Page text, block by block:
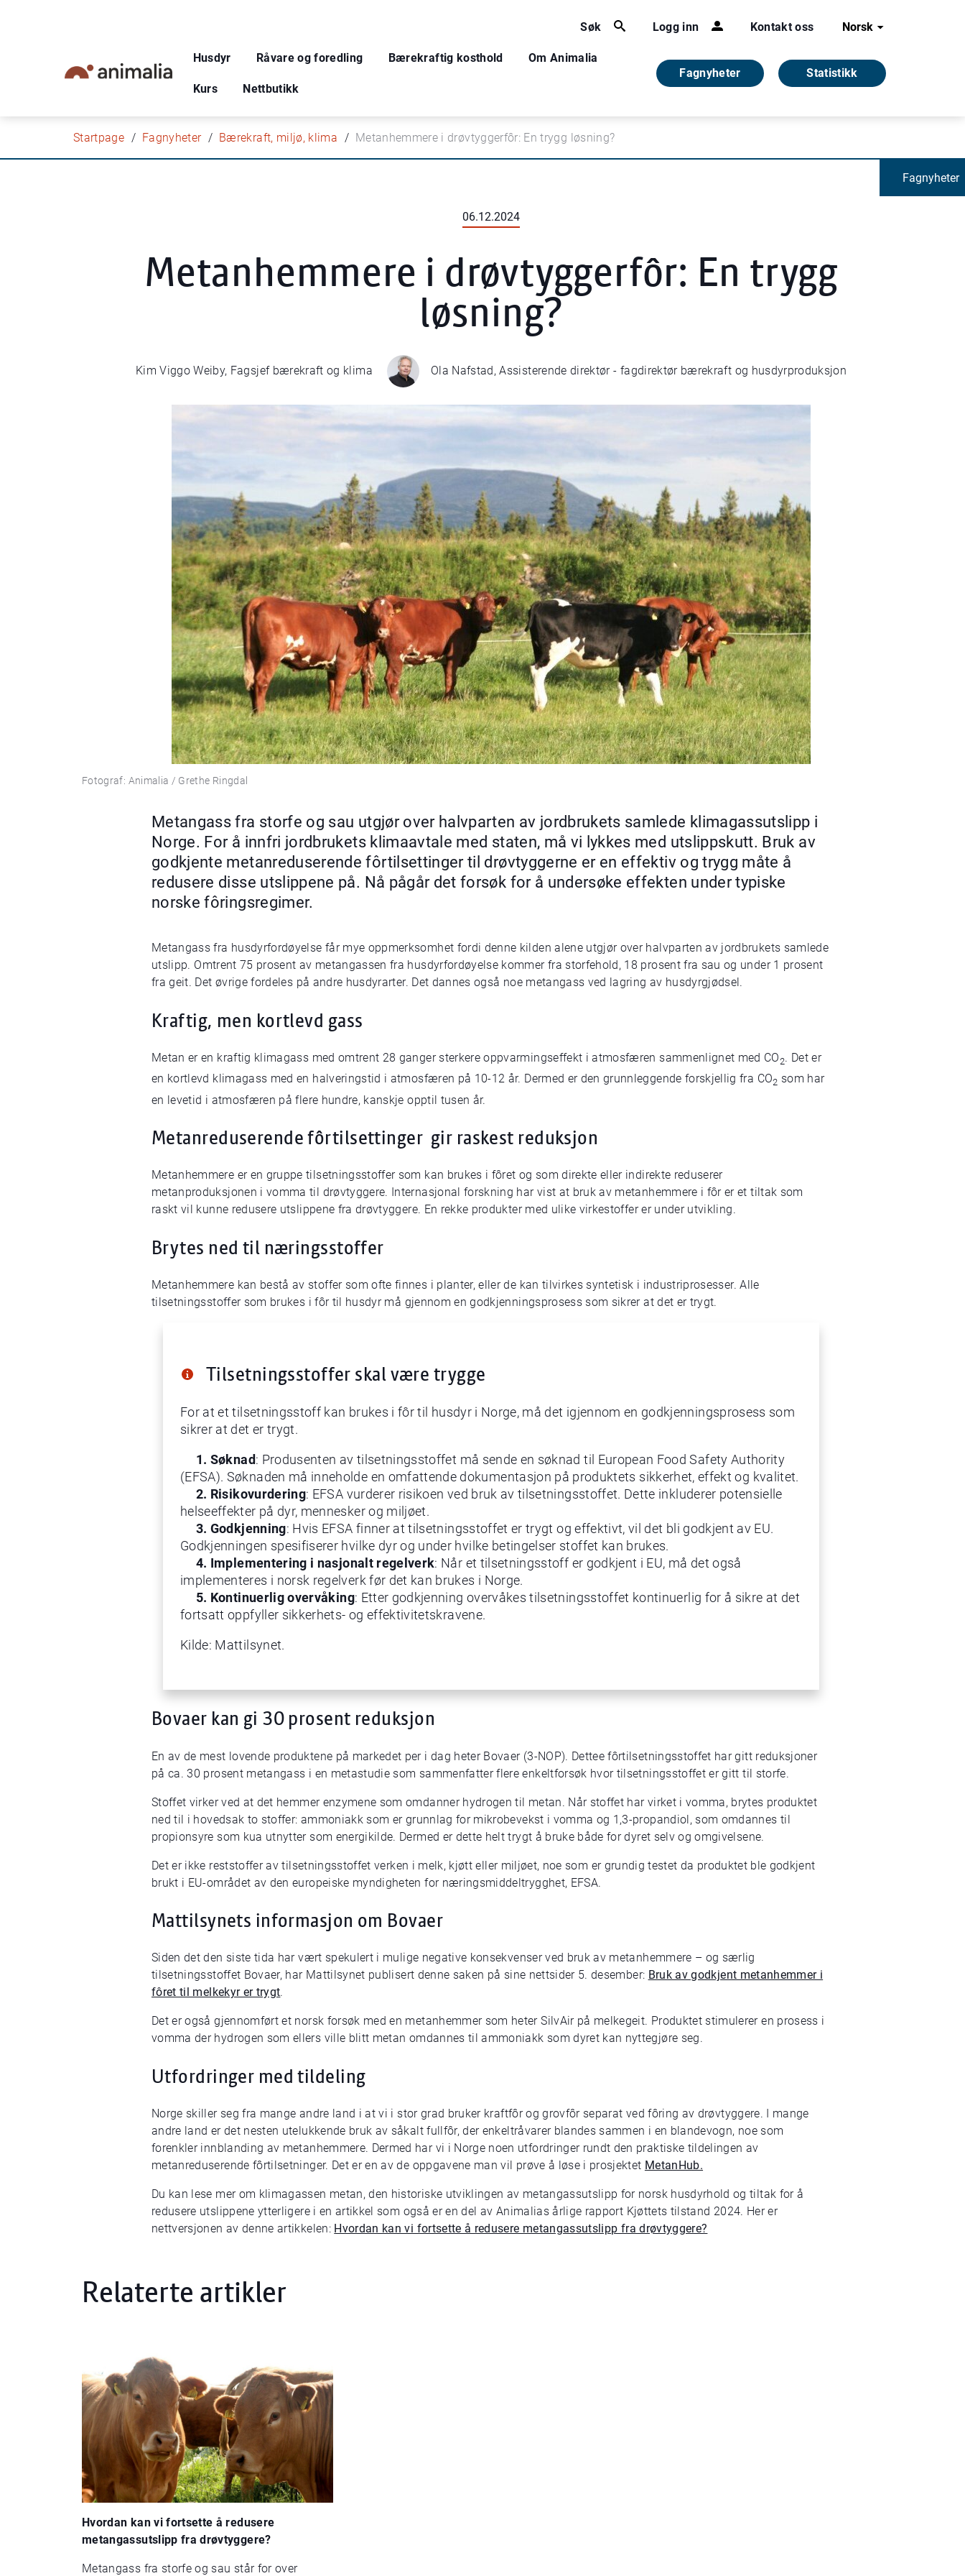
Søk Logg inn Kontakt oss Norsk
Husdyr Råvare og foredling Bærekraftig kosthold Om Animalia
Kurs Nettbutikk
Fagnyheter Statistikk
Startpage Fagnyheter Bærekraft, miljø, klima Metanhemmere i drøvtyggerfôr: En trygg løsning?
Fagnyheter
06.12.2024
Metanhemmere i drøvtyggerfôr: En trygg
løsning?
Kim Viggo Weiby, Fagsjef bærekraft og klima Ola Nafstad, Assisterende direktør - fagdirektør bærekraft og husdyrproduksjon
Fotograf: Animalia / Grethe Ringdal
Metangass fra storfe og sau utgjør over halvparten av jordbrukets samlede klimagassutslipp i
Norge. For å innfri jordbrukets klimaavtale med staten, må vi lykkes med utslippskutt. Bruk av
godkjente metanreduserende fôrtilsettinger til drøvtyggerne er en effektiv og trygg måte å
redusere disse utslippene på. Nå pågår det forsøk for å undersøke effekten under typiske
norske fôringsregimer.
Metangass fra husdyrfordøyelse får mye oppmerksomhet fordi denne kilden alene utgjør over halvparten av jordbrukets samlede
utslipp. Omtrent 75 prosent av metangassen fra husdyrfordøyelse kommer fra storfehold, 18 prosent fra sau og under 1 prosent
fra geit. Det øvrige fordeles på andre husdyrarter. Det dannes også noe metangass ved lagring av husdyrgjødsel.
Kraftig, men kortlevd gass
Metan er en kraftig klimagass med omtrent 28 ganger sterkere oppvarmingseffekt i atmosfæren sammenlignet med CO2. Det er
en kortlevd klimagass med en halveringstid i atmosfæren på 10-12 år. Dermed er den grunnleggende forskjellig fra CO2 som har
en levetid i atmosfæren på flere hundre, kanskje opptil tusen år.
Metanreduserende fôrtilsettinger gir raskest reduksjon
Metanhemmere er en gruppe tilsetningsstoffer som kan brukes i fôret og som direkte eller indirekte reduserer
metanproduksjonen i vomma til drøvtyggere. Internasjonal forskning har vist at bruk av metanhemmere i fôr er et tiltak som
raskt vil kunne redusere utslippene fra drøvtyggere. En rekke produkter med ulike virkestoffer er under utvikling.
Brytes ned til næringsstoffer
Metanhemmere kan bestå av stoffer som ofte finnes i planter, eller de kan tilvirkes syntetisk i industriprosesser. Alle
tilsetningsstoffer som brukes i fôr til husdyr må gjennom en godkjenningsprosess som sikrer at det er trygt.
Tilsetningsstoffer skal være trygge
For at et tilsetningsstoff kan brukes i fôr til husdyr i Norge, må det igjennom en godkjenningsprosess som
sikrer at det er trygt.
1. Søknad: Produsenten av tilsetningsstoffet må sende en søknad til European Food Safety Authority
(EFSA). Søknaden må inneholde en omfattende dokumentasjon på produktets sikkerhet, effekt og kvalitet.
2. Risikovurdering: EFSA vurderer risikoen ved bruk av tilsetningsstoffet. Dette inkluderer potensielle
helseeffekter på dyr, mennesker og miljøet.
3. Godkjenning: Hvis EFSA finner at tilsetningsstoffet er trygt og effektivt, vil det bli godkjent av EU.
Godkjenningen spesifiserer hvilke dyr og under hvilke betingelser stoffet kan brukes.
4. Implementering i nasjonalt regelverk: Når et tilsetningsstoff er godkjent i EU, må det også
implementeres i norsk regelverk før det kan brukes i Norge.
5. Kontinuerlig overvåking: Etter godkjenning overvåkes tilsetningsstoffet kontinuerlig for å sikre at det
fortsatt oppfyller sikkerhets- og effektivitetskravene.
Kilde: Mattilsynet.
Bovaer kan gi 30 prosent reduksjon
En av de mest lovende produktene på markedet per i dag heter Bovaer (3-NOP). Dettee fôrtilsetningsstoffet har gitt reduksjoner
på ca. 30 prosent metangass i en metastudie som sammenfatter flere enkeltforsøk hvor tilsetningsstoffet er gitt til storfe.
Stoffet virker ved at det hemmer enzymene som omdanner hydrogen til metan. Når stoffet har virket i vomma, brytes produktet
ned til i hovedsak to stoffer: ammoniakk som er grunnlag for mikrobevekst i vomma og 1,3-propandiol, som omdannes til
propionsyre som kua utnytter som energikilde. Dermed er dette helt trygt å bruke både for dyret selv og omgivelsene.
Det er ikke reststoffer av tilsetningsstoffet verken i melk, kjøtt eller miljøet, noe som er grundig testet da produktet ble godkjent
brukt i EU-området av den europeiske myndigheten for næringsmiddeltrygghet, EFSA.
Mattilsynets informasjon om Bovaer
Siden det den siste tida har vært spekulert i mulige negative konsekvenser ved bruk av metanhemmere – og særlig
tilsetningsstoffet Bovaer, har Mattilsynet publisert denne saken på sine nettsider 5. desember: Bruk av godkjent metanhemmer i
fôret til melkekyr er trygt.
Det er også gjennomført et norsk forsøk med en metanhemmer som heter SilvAir på melkegeit. Produktet stimulerer en prosess i
vomma der hydrogen som ellers ville blitt metan omdannes til ammoniakk som dyret kan nyttegjøre seg.
Utfordringer med tildeling
Norge skiller seg fra mange andre land i at vi i stor grad bruker kraftfôr og grovfôr separat ved fôring av drøvtyggere. I mange
andre land er det nesten utelukkende bruk av såkalt fullfôr, der enkeltråvarer blandes sammen i en blandevogn, noe som
forenkler innblanding av metanhemmere. Dermed har vi i Norge noen utfordringer rundt den praktiske tildelingen av
metanreduserende fôrtilsetninger. Det er en av de oppgavene man vil prøve å løse i prosjektet MetanHub.
Du kan lese mer om klimagassen metan, den historiske utviklingen av metangassutslipp for norsk husdyrhold og tiltak for å
redusere utslippene ytterligere i en artikkel som også er en del av Animalias årlige rapport Kjøttets tilstand 2024. Her er
nettversjonen av denne artikkelen: Hvordan kan vi fortsette å redusere metangassutslipp fra drøvtyggere?
Relaterte artikler
Hvordan kan vi fortsette å redusere
metangassutslipp fra drøvtyggere?
Metangass fra storfe og sau står for over